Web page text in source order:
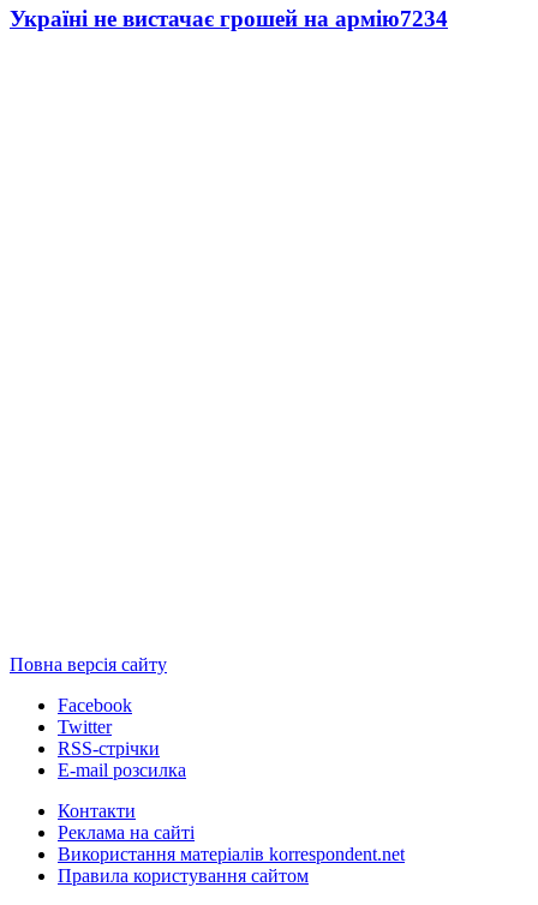
Україні не вистачає грошей на армію7234
Повна версія сайту
Facebook
Twitter
RSS-стрічки
E-mail розсилка
Контакти
Реклама на сайті
Використання матеріалів korrespondent.net
Правила користування сайтом